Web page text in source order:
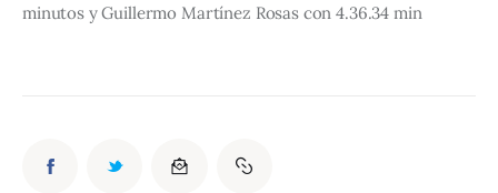
minutos y Guillermo Martínez Rosas con 4.36.34 min